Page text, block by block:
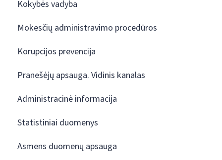
Kokybės vadyba
Mokesčių administravimo procedūros
Korupcijos prevencija
Pranešėjų apsauga. Vidinis kanalas
Administracinė informacija
Statistiniai duomenys
Asmens duomenų apsauga